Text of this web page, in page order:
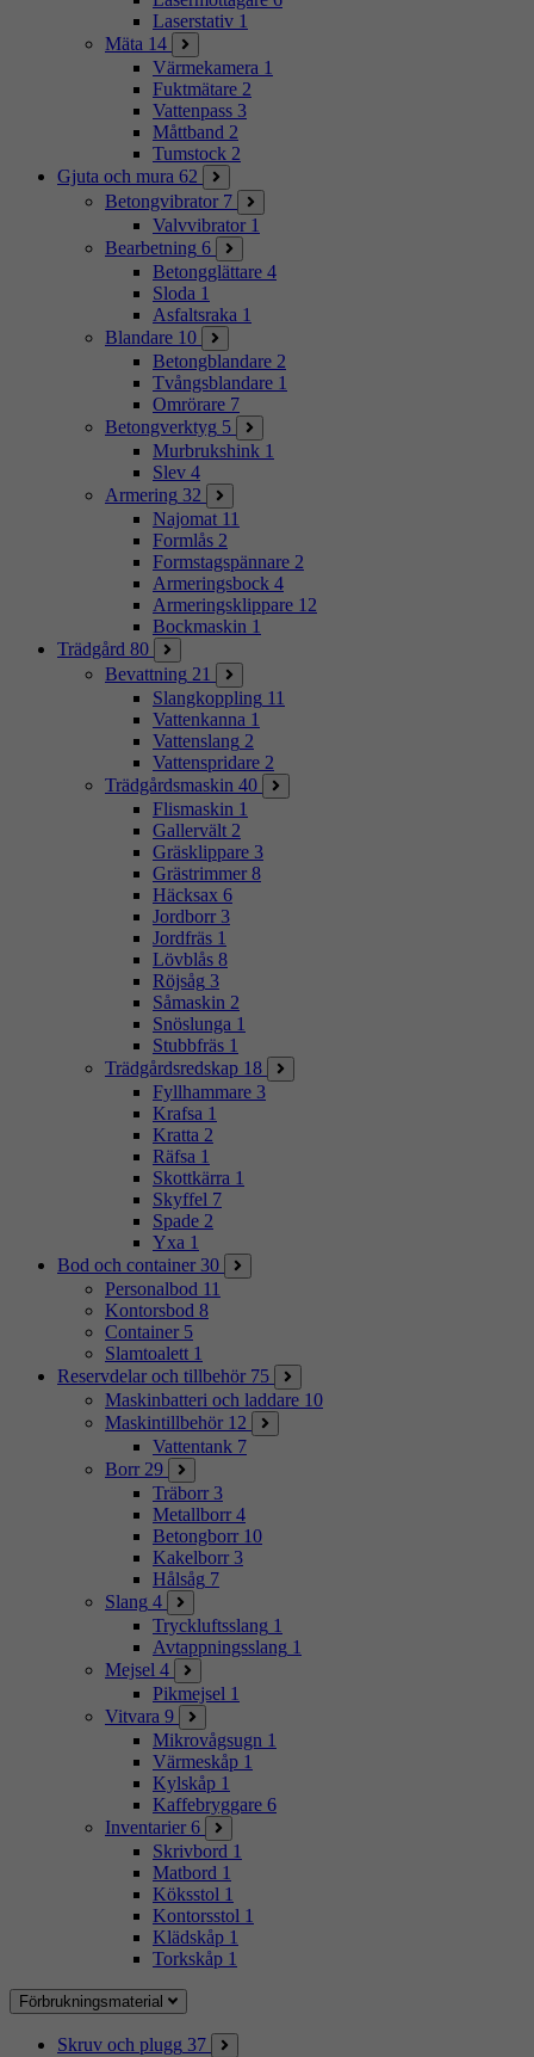
Laserstativ 1
Mäta 14
Värmekamera 1
Fuktmätare 2
Vattenpass 3
Måttband 2
Tumstock 2
Gjuta och mura 62
Betongvibrator 7
Valvvibrator 1
Bearbetning 6
Betongglättare 4
Sloda 1
Asfaltsraka 1
Blandare 10
Betongblandare 2
Tvångsblandare 1
Omrörare 7
Betongverktyg 5
Murbrukshink 1
Slev 4
Armering 32
Najomat 11
Formlås 2
Formstagspännare 2
Armeringsbock 4
Armeringsklippare 12
Bockmaskin 1
Trädgård 80
Bevattning 21
Slangkoppling 11
Vattenkanna 1
Vattenslang 2
Vattenspridare 2
Trädgårdsmaskin 40
Flismaskin 1
Gallervält 2
Gräsklippare 3
Grästrimmer 8
Häcksax 6
Jordborr 3
Jordfräs 1
Lövblås 8
Röjsåg 3
Såmaskin 2
Snöslunga 1
Stubbfräs 1
Trädgårdsredskap 18
Fyllhammare 3
Krafsa 1
Kratta 2
Räfsa 1
Skottkärra 1
Skyffel 7
Spade 2
Yxa 1
Bod och container 30
Personalbod 11
Kontorsbod 8
Container 5
Slamtoalett 1
Reservdelar och tillbehör 75
Maskinbatteri och laddare 10
Maskintillbehör 12
Vattentank 7
Borr 29
Träborr 3
Metallborr 4
Betongborr 10
Kakelborr 3
Hålsåg 7
Slang 4
Tryckluftsslang 1
Avtappningsslang 1
Mejsel 4
Pikmejsel 1
Vitvara 9
Mikrovågsugn 1
Värmeskåp 1
Kylskåp 1
Kaffebryggare 6
Inventarier 6
Skrivbord 1
Matbord 1
Köksstol 1
Kontorsstol 1
Klädskåp 1
Torkskåp 1
Förbrukningsmaterial
Skruv och plugg 37